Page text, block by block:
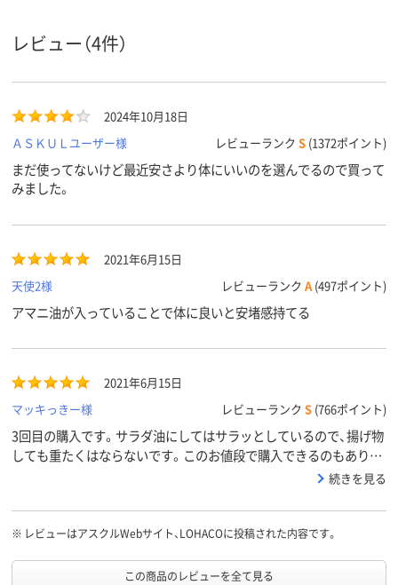
レビュー（4件）
2024年10月18日
ＡＳＫＵＬユーザー様
レビューランク S (1372ポイント)
まだ使ってないけど最近安さより体にいいのを選んでるので買って
みました。
2021年6月15日
天使2様
レビューランク A (497ポイント)
アマニ油が入っていることで体に良いと安堵感持てる
2021年6月15日
マッキっきー様
レビューランク S (766ポイント)
3回目の購入です。サラダ油にしてはサラッとしているので、揚げ物
しても重たくはならないです。このお値段で購入できるのもありが
続きを見る
※ レビューはアスクルWebサイト、LOHACOに投稿された内容です。
この商品のレビューを全て見る